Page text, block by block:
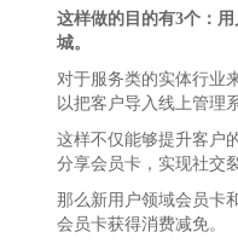
这样做的目的有3个：
城。
对于服务类的实体行业
以把客户导入线上管理
这样不仅能够提升客户
分享会员卡，实现社交
那么新用户领域会员卡
会员卡获得消费减免。